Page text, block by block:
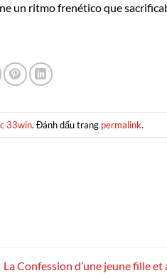
un ritmo frenético que
33win. Đánh dấu trang permalink.
La Confession d’une jeune fille